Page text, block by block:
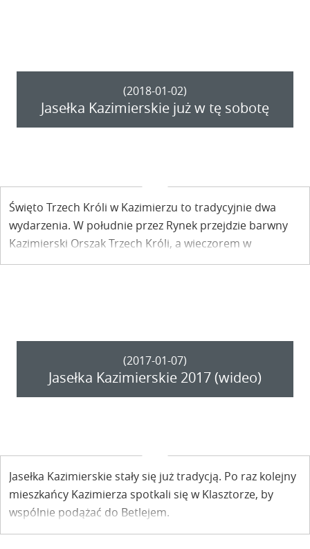
(2018-01-02)
Jasełka Kazimierskie już w tę sobotę
Święto Trzech Króli w Kazimierzu to tradycyjnie dwa
wydarzenia. W południe przez Rynek przejdzie barwny
Kazimierski Orszak Trzech Króli, a wieczorem w
Klasztorze odbędą się nie mniej barwne „Jasełka
(2017-01-07)
Jasełka Kazimierskie 2017 (wideo)
Jasełka Kazimierskie stały się już tradycją. Po raz kolejny
mieszkańcy Kazimierza spotkali się w Klasztorze, by
wspólnie podążać do Betlejem.